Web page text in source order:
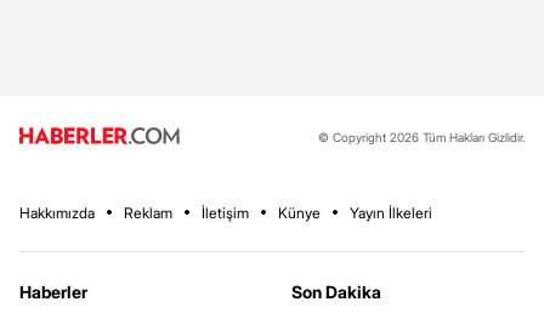
© Copyright 2026 Tüm Hakları Gizlidir.
Hakkımızda Reklam İletişim Künye Yayın İlkeleri
Haberler
Son Dakika